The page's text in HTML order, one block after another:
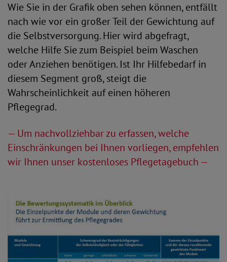
Wie Sie in der Grafik oben sehen können, entfällt
nach wie vor ein großer Teil der Gewichtung auf
die Selbstversorgung. Hier wird abgefragt,
welche Hilfe Sie zum Beispiel beim Waschen
oder Anziehen benötigen. Ist Ihr Hilfebedarf in
diesem Segment groß, steigt die
Wahrscheinlichkeit auf einen höheren
Pflegegrad.
— Um nachvollziehbar zu erfassen, welche
Einschränkungen bei Ihnen vorliegen, empfehlen
wir Ihnen unser kostenloses Pflegetagebuch —